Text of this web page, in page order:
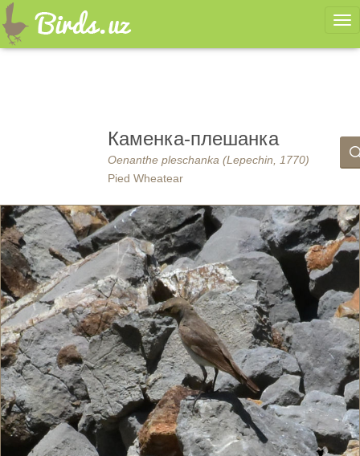
Каменка-плешанка
Oenanthe pleschanka (Lepechin, 1770)
Pied Wheatear